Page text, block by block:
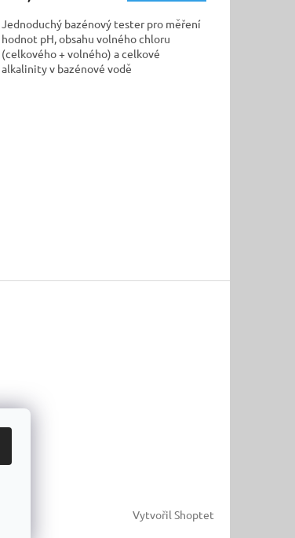
z
5
hvězdiček.
Jednoduchý bazénový tester pro měření
hodnot pH, obsahu volného chloru
(celkového + volného) a celkové
alkalinity v bazénové vodě
Vytvořil Shoptet